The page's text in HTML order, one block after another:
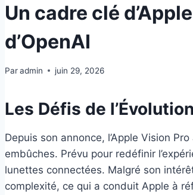
Un cadre clé
d’OpenAI
Paradmin juin 29, 2026
Les Défis de
Depuis son annonce, l’Apple Vision
embûches. Prévu pour redéfinir
lunettes connectées. Malgré son
complexité, ce qui a conduit Apple à